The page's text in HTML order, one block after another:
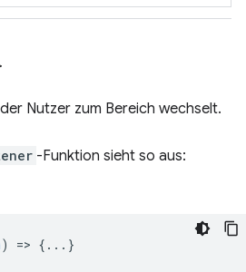
Nutzer zum Bereich wechselt.
-Funktion sieht so aus:
) => {...}